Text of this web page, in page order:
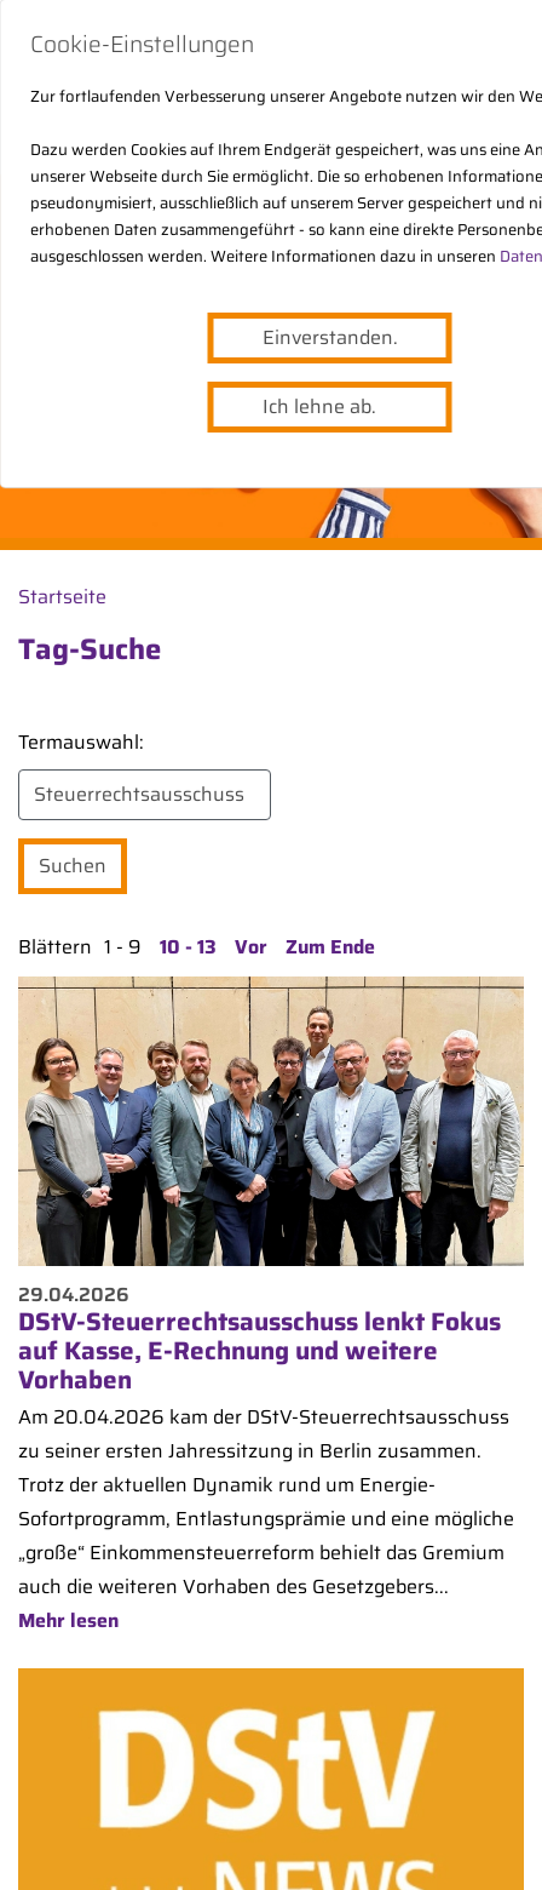
Cookie-Einstellungen
Zur fortlaufenden Verbesserung unserer Angebote nutzen wir den
Dazu werden Cookies auf Ihrem Endgerät gespeichert, was uns eine
unserer Webseite durch Sie ermöglicht. Die so erhobenen
pseudonymisiert, ausschließlich auf unserem Server gespeichert und
erhobenen Daten zusammengeführt - so kann eine direkte
ausgeschlossen werden. Weitere Informationen dazu in unseren
Einverstanden.
Ich lehne ab.
Startseite
Tag-Suche
Termauswahl:
Blättern 1 - 9 10 - 13 Vor Zum Ende
29.04.2026
DStV-Steuerrechtsausschuss lenkt Fokus
auf Kasse, E-Rechnung und weitere
Vorhaben
Am 20.04.2026 kam der DStV-Steuerrechtsausschuss
zu seiner ersten Jahressitzung in Berlin zusammen.
Trotz der aktuellen Dynamik rund um Energie-
Sofortprogramm, Entlastungsprämie und eine mögliche
„große“ Einkommensteuerreform behielt das Gremium
auch die weiteren Vorhaben des Gesetzgebers...
Mehr lesen